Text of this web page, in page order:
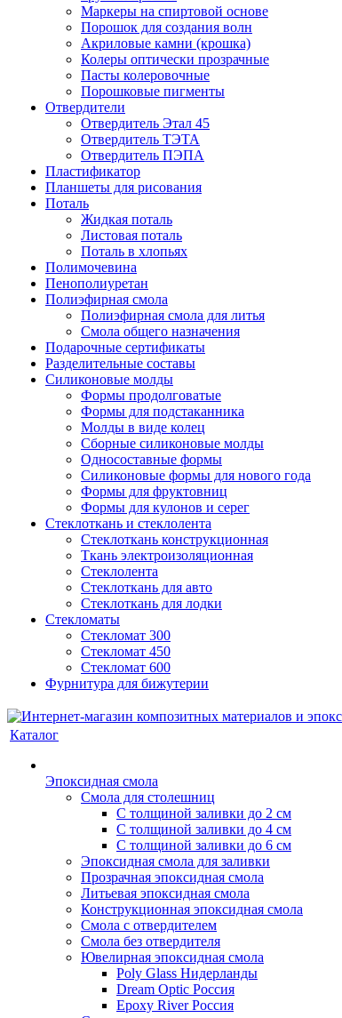
Маркеры на спиртовой основе
Порошок для создания волн
Акриловые камни (крошка)
Колеры оптически прозрачные
Пасты колеровочные
Порошковые пигменты
Отвердители
Отвердитель Этал 45
Отвердитель ТЭТА
Отвердитель ПЭПА
Пластификатор
Планшеты для рисования
Поталь
Жидкая поталь
Листовая поталь
Поталь в хлопьях
Полимочевина
Пенополиуретан
Полиэфирная смола
Полиэфирная смола для литья
Смола общего назначения
Подарочные сертификаты
Разделительные составы
Силиконовые молды
Формы продолговатые
Формы для подстаканника
Молды в виде колец
Сборные силиконовые молды
Односоставные формы
Силиконовые формы для нового года
Формы для фруктовниц
Формы для кулонов и серег
Стеклоткань и стеклолента
Стеклоткань конструкционная
Ткань электроизоляционная
Стеклолента
Стеклоткань для авто
Стеклоткань для лодки
Стекломаты
Стекломат 300
Стекломат 450
Стекломат 600
Фурнитура для бижутерии
Каталог
Эпоксидная смола
Смола для столешниц
С толщиной заливки до 2 см
С толщиной заливки до 4 см
С толщиной заливки до 6 см
Эпоксидная смола для заливки
Прозрачная эпоксидная смола
Литьевая эпоксидная смола
Конструкционная эпоксидная смола
Смола с отвердителем
Смола без отвердителя
Ювелирная эпоксидная смола
Poly Glass Нидерланды
Dream Optic Россия
Epoxy River Россия